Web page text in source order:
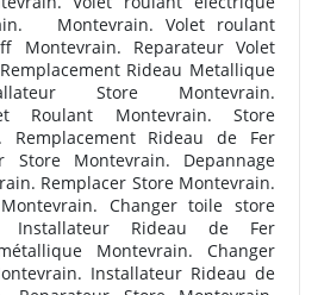
Montevrain. Volet roulant
Montevrain. Reparateur Volet
Rideau Metallique
Store Montevrain.
Roulant Montevrain. Store
Remplacement Rideau de Fer
Store Montevrain. Depannage
Remplacer Store Montevrain.
Changer toile store
Installateur Rideau de Fer
Montevrain. Changer
Installateur Rideau de